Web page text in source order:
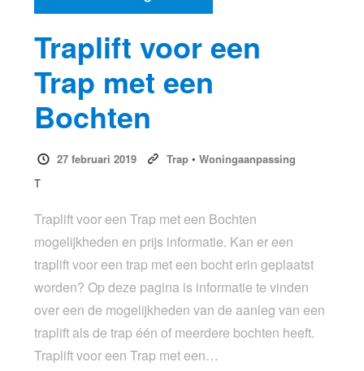
Traplift voor een
Trap met een
Bochten
27 februari 2019 Trap •Woningaanpassing
T
Traplift voor een Trap met een Bochten
mogelijkheden en prijs informatie. Kan er een
traplift voor een trap met een bocht erin geplaatst
worden? Op deze pagina is informatie te vinden
over een de mogelijkheden van de aanleg van een
traplift als de trap één of meerdere bochten heeft.
Traplift voor een Trap met een…